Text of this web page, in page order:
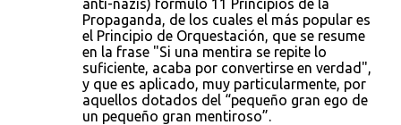
anti-nazis) formuló 11 Principios de la
Propaganda, de los cuales el más popular es
el Principio de Orquestación, que se resume
en la frase "Si una mentira se repite lo
suficiente, acaba por convertirse en verdad",
y que es aplicado, muy particularmente, por
aquellos dotados del “pequeño gran ego de
un pequeño gran mentiroso”.